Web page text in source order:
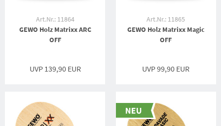
Art.Nr.: 11864
GEWO Holz Matrixx ARC
OFF
UVP 139,90 EUR
Art.Nr.: 11865
GEWO Holz Matrixx Magic
OFF
UVP 99,90 EUR